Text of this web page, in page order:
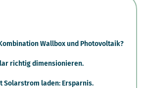
Wallbox und Photovoltaik?
richtig dimensionieren.
Solarstrom laden: Ersparnis.